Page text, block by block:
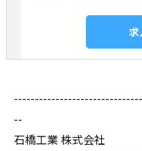
求
--
石橋工業 株式会社